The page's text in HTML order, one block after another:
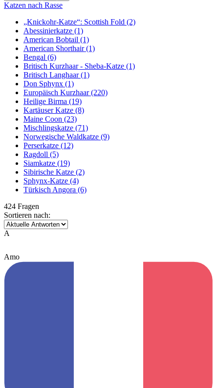
Katzen nach Rasse
„Knickohr-Katze“: Scottish Fold (2)
Abessinierkatze (1)
American Bobtail (1)
American Shorthair(1)
Bengal (6)
Britisch Kurzhaar - Sheba-Katze (1)
Britisch Langhaar(1)
Don Sphynx (1)
Europäisch Kurzhaar(220)
Heilige Birma (19)
Kartäuser Katze (8)
Maine Coon (23)
Mischlingskatze (71)
Norwegische Waldkatze (9)
Perserkatze (12)
Ragdoll (5)
Siamkatze (19)
Sibirische Katze (2)
Sphynx-Katze (4)
Türkisch Angora (6)
424 Fragen
Sortieren nach:
A
Amo